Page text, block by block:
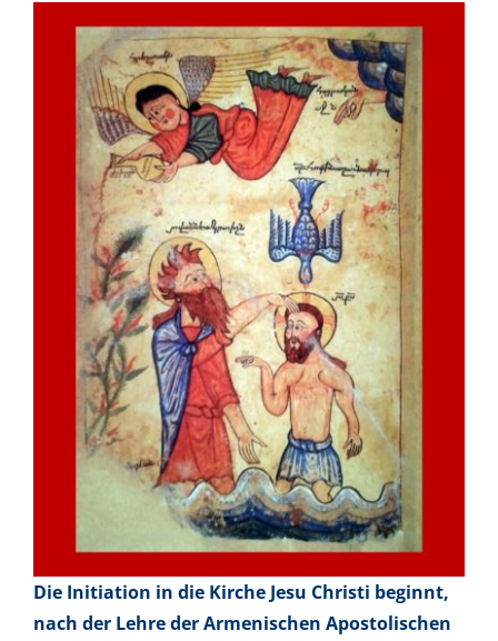
Die Initiation in die Kirche Jesu Christi beginnt,
nach der Lehre der Armenischen Apostolischen